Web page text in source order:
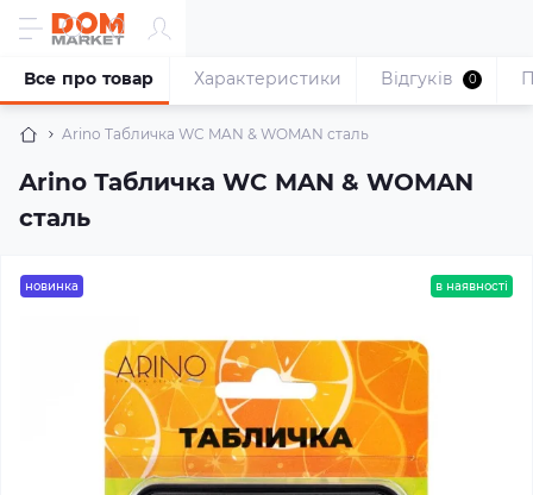
Arino Табличка WC MAN & WOMAN сталь
Arino Табличка WC MAN & WOMAN
сталь
Все про товар Характеристики Відгуків 0
новинка в наявності